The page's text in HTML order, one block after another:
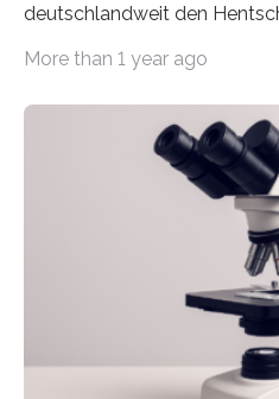
deutschlandweit den
hochrangige
Schlaganfall“ mit Sitz in
Schlaganfallforschung, um
Betroffenen zu verbessern.
diesem Jahr wieder
Preis aus. Er richtet sich
Forscherinnen und Forscher
werden soll eine
hochrangige
More than 1 year ago